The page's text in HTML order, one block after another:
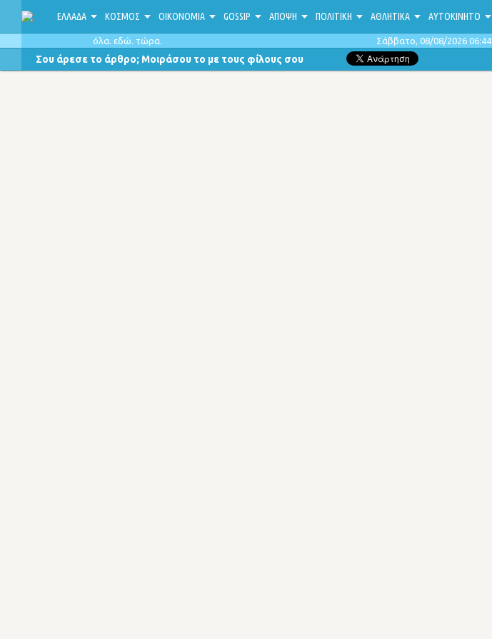
ΕΛΛΑΔΑ ΚΟΣΜΟΣ ΟΙΚΟΝΟΜΙΑ GOSSIP ΑΠΟΨΗ ΠΟΛΙΤΙΚΗ ΑΘΛΗΤΙΚΑ ΑΥΤΟΚΙΝΗΤΟ
όλα. εδώ. τώρα. Σάββατο, 08/08/2026 06:44
Σου άρεσε το άρθρο; Μοιράσου το με τους φίλους σου